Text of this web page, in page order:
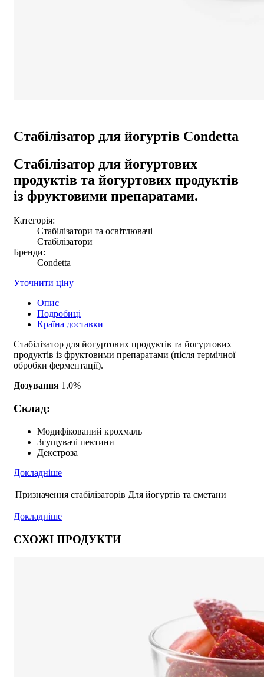
Стабілізатор для йогуртів Condetta
Стабілізатор для йогуртових
продуктів та йогуртових продуктів
із фруктовими препаратами.
Категорія:
Стабілізатори та освітлювачі
Стабілізатори
Бренди:
Condetta
Уточнити ціну
Опис
Подробиці
Країна доставки
Стабілізатор для йогуртових продуктів та йогуртових
продуктів із фруктовими препаратами (після термічної
обробки ферментації).
Дозування 1.0%
Склад:
Модифікований крохмаль
Згущувачі пектини
Декстроза
Докладніше
Призначення стабілізаторів Для йогуртів та сметани
Докладніше
СХОЖІ ПРОДУКТИ